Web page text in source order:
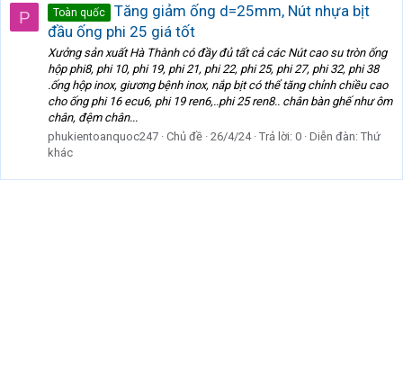
P Toàn quốc
Tăng giảm ống d=25mm, Nút nhựa bịt
đầu ống phi 25 giá tốt
Xưởng sản xuất Hà Thành có đầy đủ tất cả các Nút cao su tròn ống
hộp phi8, phi 10, phi 19, phi 21, phi 22, phi 25, phi 27, phi 32, phi 38
.ống hộp inox, giương bệnh inox, nắp bịt có thể tăng chỉnh chiều cao
cho ống phi 16 ecu6, phi 19 ren6,..phi 25 ren8.. chân bàn ghế như ôm
chân, đệm chân...
phukientoanquoc247 Chủ đề 26/4/24 Trả lời: 0 Diễn đàn: Thứ
khác